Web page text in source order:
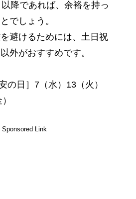
降であれば、余裕を持っ
でしょう。
避けるためには、土日祝
外がおすすめです。
の日］7（水）13（火）
Sponsored Link